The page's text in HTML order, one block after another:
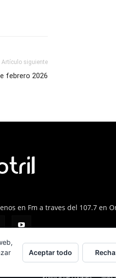
Artículo siguiente
febrero 2026
en Fm a traves del 107.7 en
Aceptar todo